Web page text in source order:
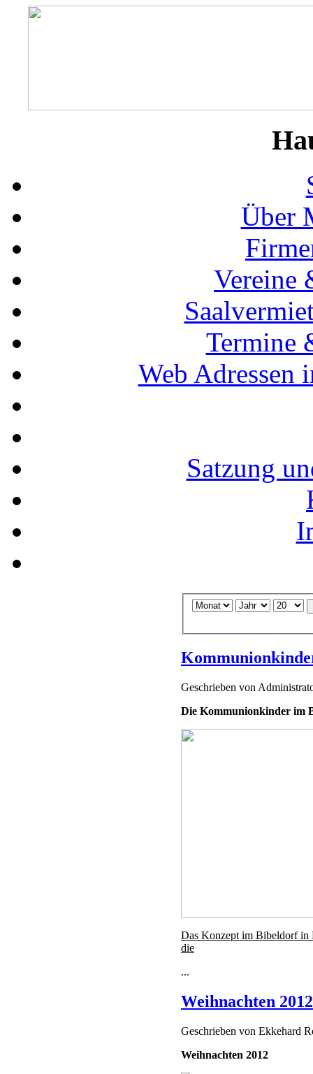
Über
Vereine
Termine
Web Adressen
Satzung
Geschrieben von
Die Kommunionkinder im
Das Konzept im Bibeldorf in
die
...
Weihnachten 2012
Geschrieben von Ekkehard
Weihnachten 2012